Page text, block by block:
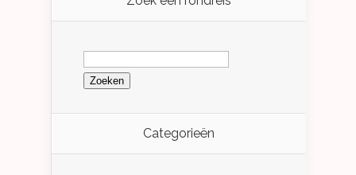
Zoeken
naar:
Categorieën